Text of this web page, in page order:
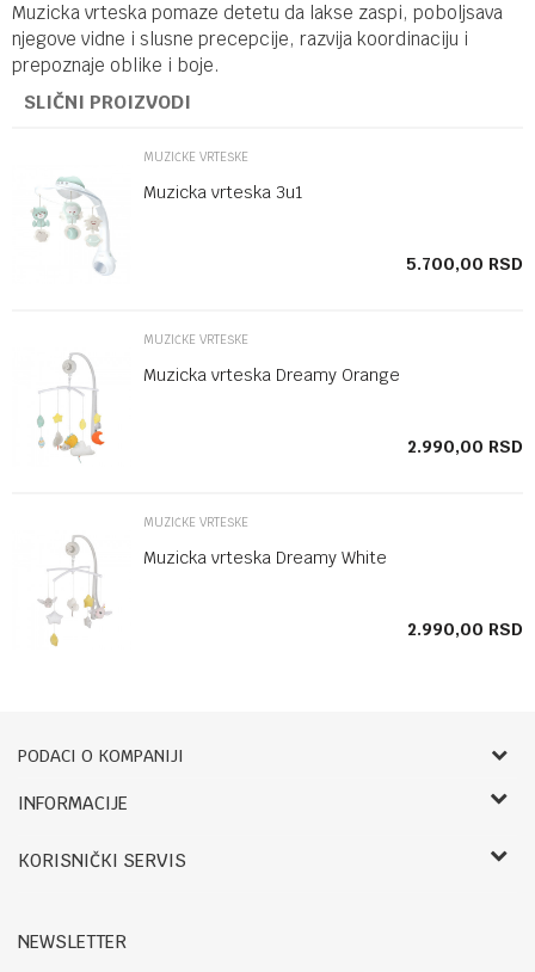
Muzicka vrteska pomaze detetu da lakse zaspi, poboljsava
njegove vidne i slusne precepcije, razvija koordinaciju i
prepoznaje oblike i boje.
SLIČNI PROIZVODI
MUZIČKE VRTEŠKE
Muzicka vrteska 3u1
5.700,00 RSD
MUZIČKE VRTEŠKE
Muzicka vrteska Dreamy Orange
2.990,00 RSD
MUZIČKE VRTEŠKE
Muzicka vrteska Dreamy White
2.990,00 RSD
PODACI O KOMPANIJI
Bebbco
RADNO VREME:
Subota: 09-13h
INFORMACIJE
Zaposlenje
Kontakt
KORISNIČKI SERVIS
Reklamacije i reklamacioni list
NEWSLETTER